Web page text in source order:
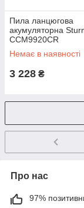
Пила ланцюгова
акумуляторна
CCM9920CR
Немає в наявності
3 228 ₴
Про нас
97%